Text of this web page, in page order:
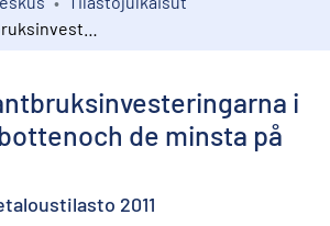
i
de minsta på
2011